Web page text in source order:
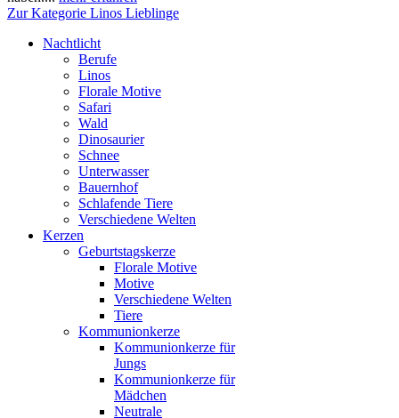
Zur Kategorie Linos Lieblinge
Nachtlicht
Berufe
Linos
Florale Motive
Safari
Wald
Dinosaurier
Schnee
Unterwasser
Bauernhof
Schlafende Tiere
Verschiedene Welten
Kerzen
Geburtstagskerze
Florale Motive
Motive
Verschiedene Welten
Tiere
Kommunionkerze
Kommunionkerze für
Jungs
Kommunionkerze für
Mädchen
Neutrale